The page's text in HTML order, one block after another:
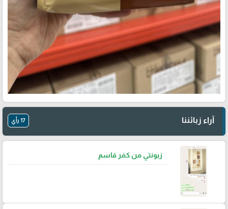
آراء زبائننا 17 رأي
زبونتي من كفر قاسم